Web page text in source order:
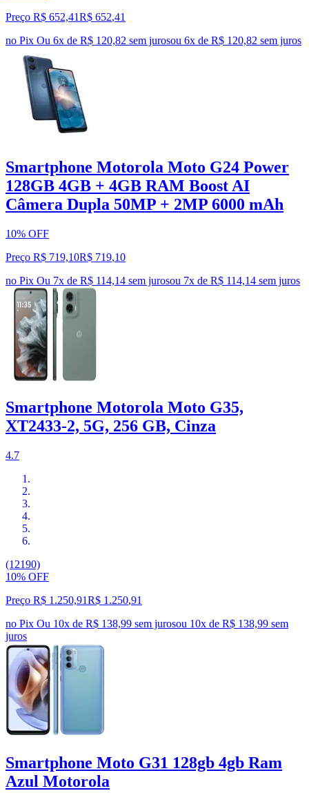
Preço R$ 652,41R$ 652,41
no Pix Ou 6x de R$ 120,82 sem jurosou 6x de R$ 120,82 sem juros
Smartphone Motorola Moto G24 Power
128GB 4GB + 4GB RAM Boost AI
Câmera Dupla 50MP + 2MP 6000 mAh
10% OFF
Preço R$ 719,10R$ 719,10
no Pix Ou 7x de R$ 114,14 sem jurosou 7x de R$ 114,14 sem juros
Smartphone Motorola Moto G35,
XT2433-2, 5G, 256 GB, Cinza
4.7
(12190)
10% OFF
Preço R$ 1.250,91R$ 1.250,91
no Pix Ou 10x de R$ 138,99 sem jurosou 10x de R$ 138,99 sem
juros
Smartphone Moto G31 128gb 4gb Ram
Azul Motorola